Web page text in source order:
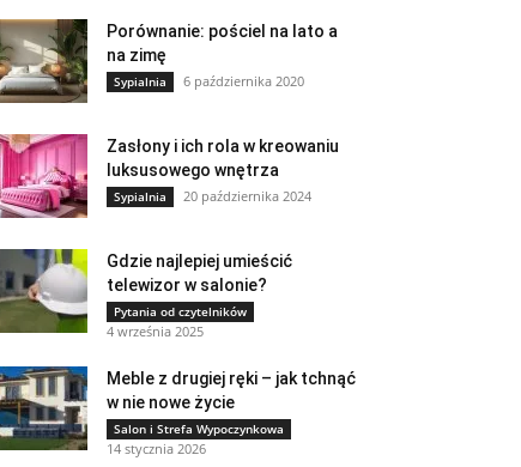
Porównanie: pościel na lato a
na zimę
Sypialnia 6 października 2020
Zasłony i ich rola w kreowaniu
luksusowego wnętrza
Sypialnia 20 października 2024
Gdzie najlepiej umieścić
telewizor w salonie?
Pytania od czytelników
4 września 2025
Meble z drugiej ręki – jak tchnąć
w nie nowe życie
Salon i Strefa Wypoczynkowa
14 stycznia 2026